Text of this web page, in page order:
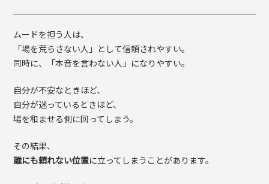
ムードを担う人は、
「場を荒らさない人」として信頼されやすい。
同時に、「本音を言わない人」になりやすい。
自分が不安なときほど、
自分が迷っているときほど、
場を和ませる側に回ってしまう。
その結果、
誰にも頼れない位置に立ってしまうことがあります。